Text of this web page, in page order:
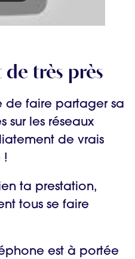
de très près
de faire partager sa
sur les réseaux
de vrais
!
ta prestation,
tous se faire
est à portée